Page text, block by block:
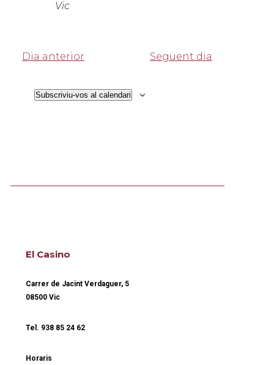
Vic
Dia anterior Següent dia
Subscriviu-vos al calendari
El Casino
Carrer de Jacint Verdaguer, 5
08500 Vic
Tel. 938 85 24 62
Horaris